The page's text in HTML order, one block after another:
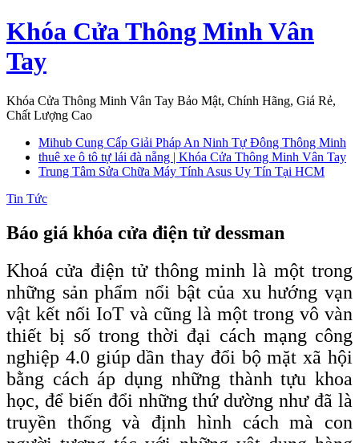
Skip
to
content
Khóa Cửa Thông Minh Vân
Tay
Khóa Cửa Thông Minh Vân Tay Bảo Mật, Chính Hãng, Giá Rẻ,
Chất Lượng Cao
Mihub Cung Cấp Giải Pháp An Ninh Tự Đông Thông Minh
thuê xe ô tô tự lái đà nẵng | Khóa Cửa Thông Minh Vân Tay
Trung Tâm Sửa Chữa Máy Tính Asus Uy Tín Tại HCM
Tin Tức
Báo giá khóa cửa điện tử dessman
Khoá cửa điện tử thông minh là một trong
những sản phẩm nổi bật của xu hướng vạn
vật kết nối IoT và cũng là một trong vô vàn
thiết bị số trong thời đại cách mạng công
nghiệp 4.0 giúp dần thay đổi bộ mặt xã hội
bằng cách áp dụng những thành tựu khoa
học, để biến đổi những thứ dường như đã là
truyền thống và định hình cách mà con